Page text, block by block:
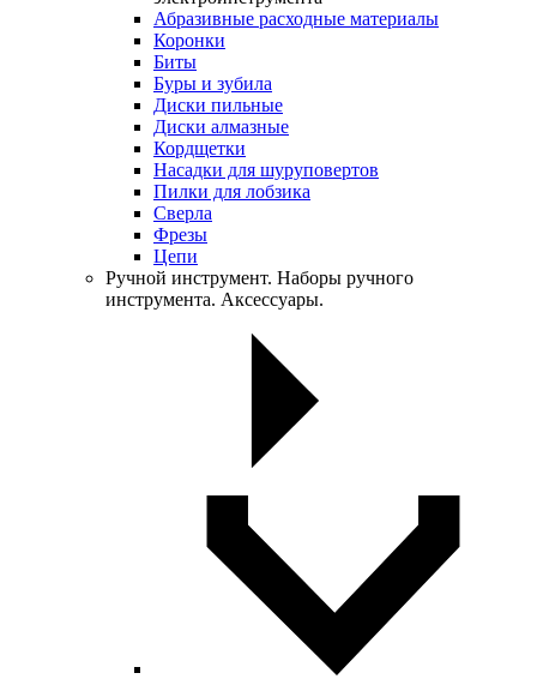
Абразивные расходные материалы
Коронки
Биты
Буры и зубила
Диски пильные
Диски алмазные
Кордщетки
Насадки для шуруповертов
Пилки для лобзика
Сверла
Фрезы
Цепи
Ручной инструмент. Наборы ручного
инструмента. Аксессуары.